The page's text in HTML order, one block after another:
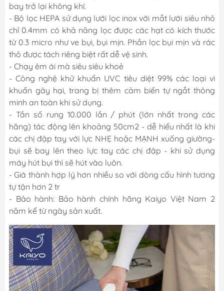
bay trở lại không khí.
- Bộ lọc HEPA sử dụng lưới lọc inox với mắt lưới siêu nhỏ
chỉ 0.4mm có khả năng lọc được các hạt có kích thước
từ 0.3 micro như ve bụi, bụi mịn. Phần lọc bụi mịn và rác
thô được tách riêng biệt rất dễ vệ sinh.
- Chạy êm ái mà siêu siêu khoẻ
- Công nghệ khử khuẩn UVC tiêu diệt 99% các loại vi
khuẩn gây hại, trang bị thêm cảm biến tự ngắt thông
minh an toàn khi sử dụng.
- Tần số rung 10.000 lần / phút (lớn nhất trong các
hãng) tác động lên khoảng 50cm2 - dễ hiểu nhất là khi
các chị đập tay với lực NHẸ hoặc MẠNH xuống giường-
bụi sẽ bay lên theo lực tay các chị đập - khi sử dụng
máy hút bụi thì sẽ hút vào luôn.
- Giá thành hợp lý hơn nhiều so với dòng cấu hình tương
tự tận hơn 2 tr
- Bảo hành: Bảo hành chính hãng Kaiyo Việt Nam 2
năm kể từ ngày sản xuất.